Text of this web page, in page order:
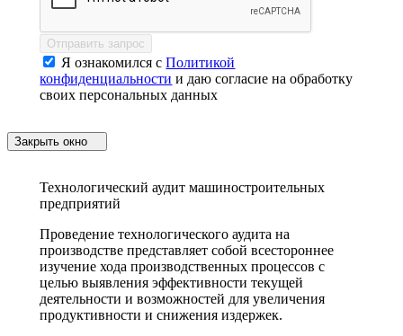
Отправить запрос
Я ознакомился сПолитикой
конфиденциальности и даю согласие на обработку
своих персональных данных
Закрыть окно
Технологический аудит машиностроительных
предприятий
Проведение технологического аудита на
производстве представляет собой всестороннее
изучение хода производственных процессов с
целью выявления эффективности текущей
деятельности и возможностей для увеличения
продуктивности и снижения издержек.